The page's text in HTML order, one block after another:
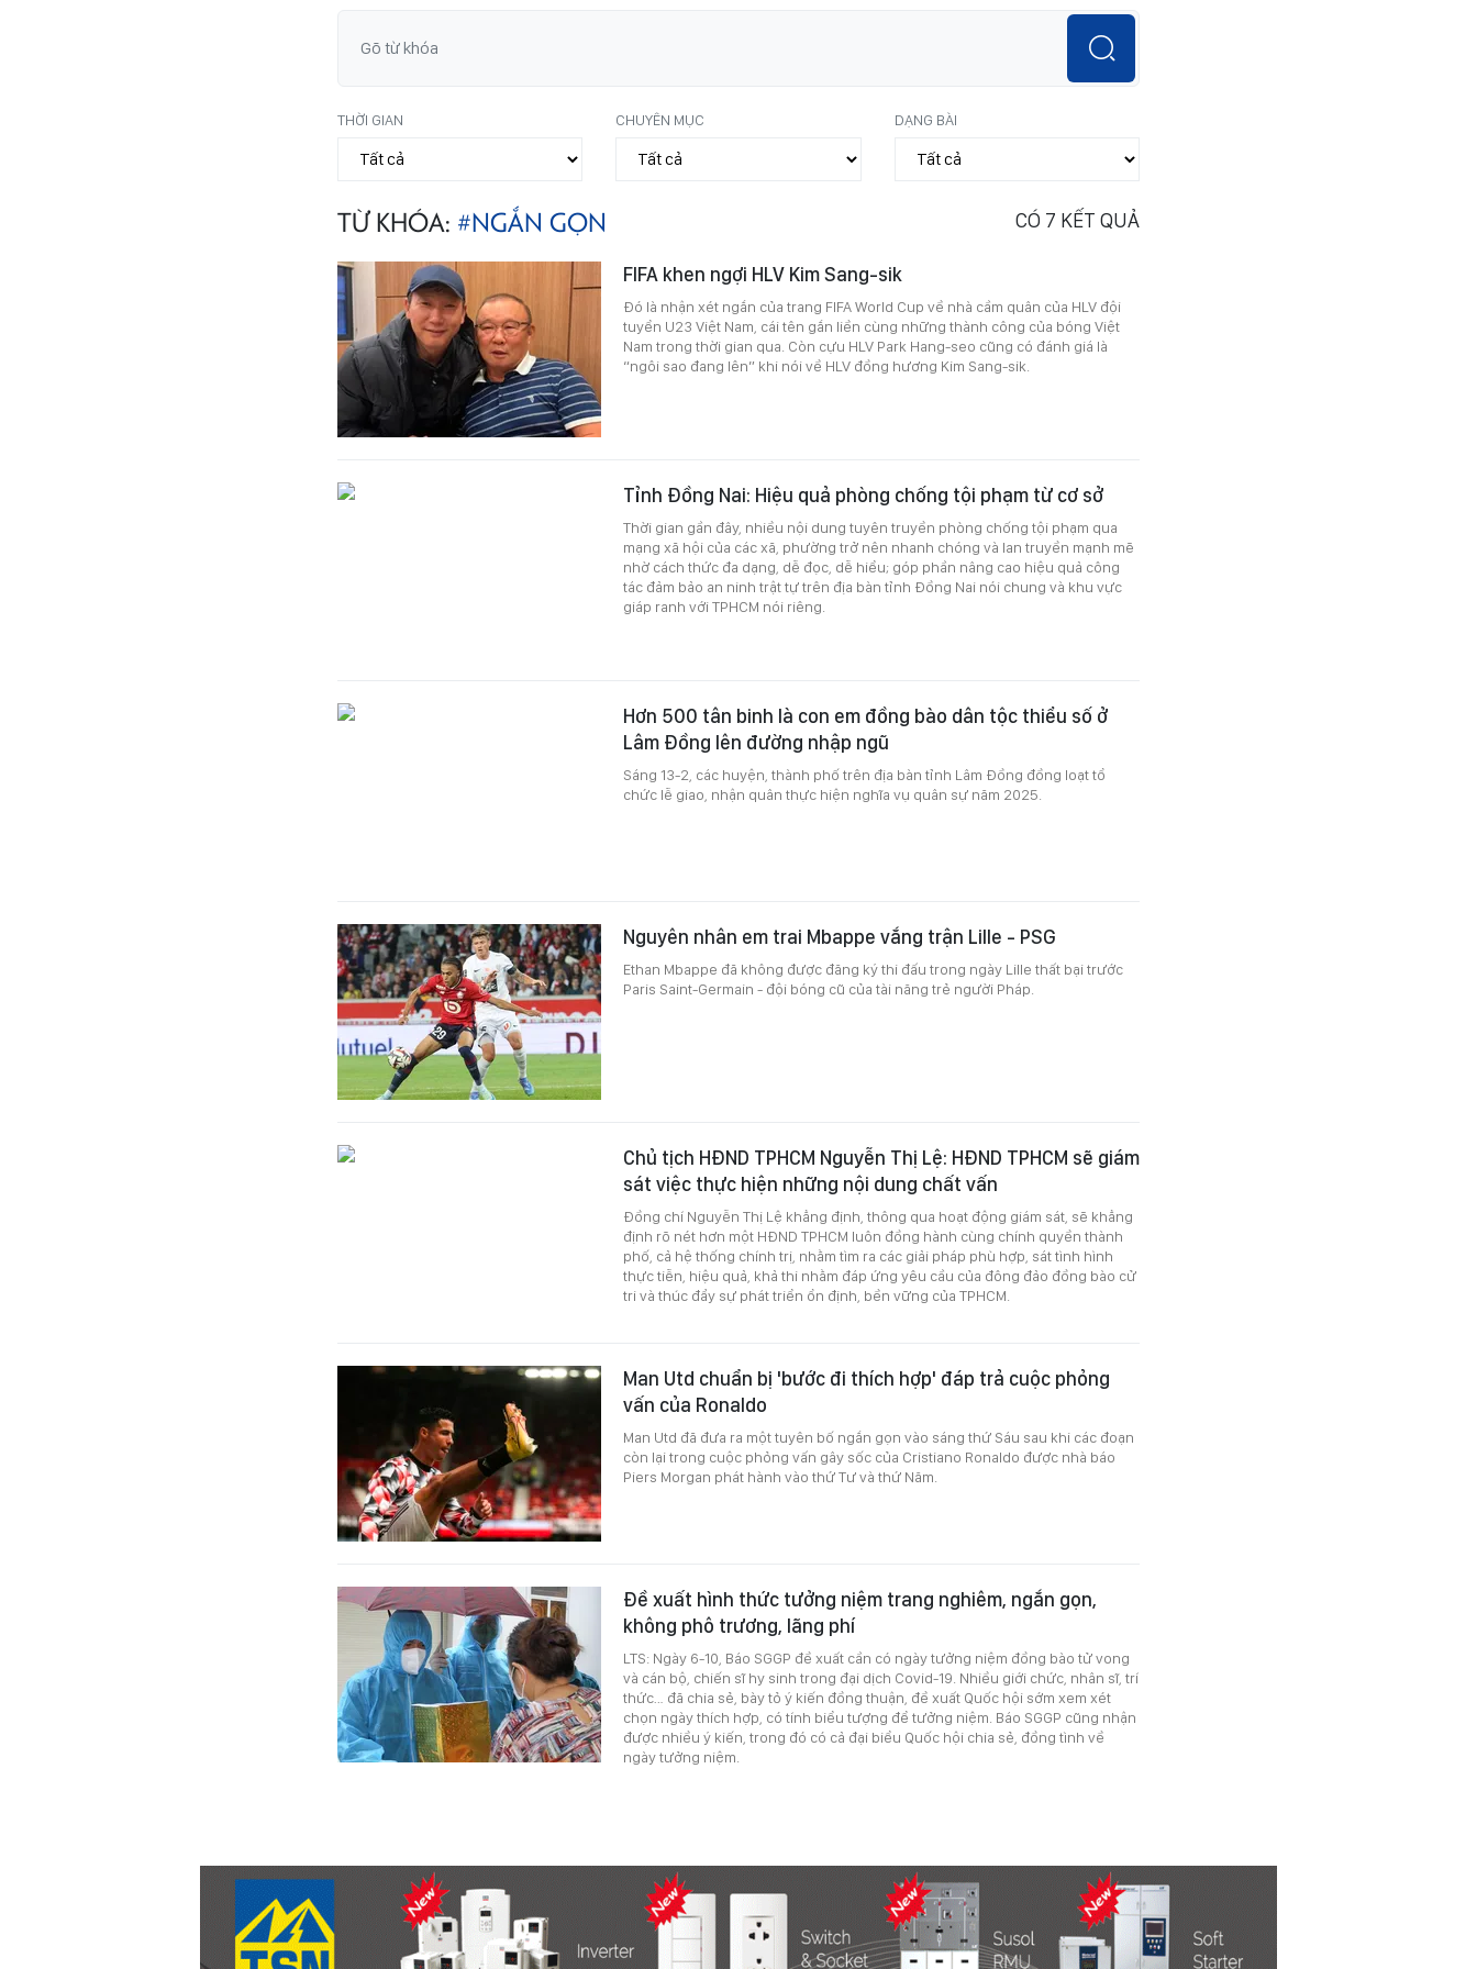
THỜI GIAN CHUYÊN MỤC DẠNG BÀI
TỪ KHÓA: #NGẮN GỌN CÓ 7 KẾT QUẢ
FIFA khen ngợi HLV Kim Sang-sik
Đó là nhận xét ngắn của trang FIFA World Cup về nhà cầm quân của HLV đội
tuyển U23 Việt Nam, cái tên gắn liền cùng những thành công của bóng Việt
Nam trong thời gian qua. Còn cựu HLV Park Hang-seo cũng có đánh giá là
“ngôi sao đang lên” khi nói về HLV đồng hương Kim Sang-sik.
Tỉnh Đồng Nai: Hiệu quả phòng chống tội phạm từ cơ sở
Thời gian gần đây, nhiều nội dung tuyên truyền phòng chống tội phạm qua
mạng xã hội của các xã, phường trở nên nhanh chóng và lan truyền mạnh mẽ
nhờ cách thức đa dạng, dễ đọc, dễ hiểu; góp phần nâng cao hiệu quả công
tác đảm bảo an ninh trật tự trên địa bàn tỉnh Đồng Nai nói chung và khu vực
giáp ranh với TPHCM nói riêng.
Hơn 500 tân binh là con em đồng bào dân tộc thiểu số ở
Lâm Đồng lên đường nhập ngũ
Sáng 13-2, các huyện, thành phố trên địa bàn tỉnh Lâm Đồng đồng loạt tổ
chức lễ giao, nhận quân thực hiện nghĩa vụ quân sự năm 2025.
Nguyên nhân em trai Mbappe vắng trận Lille - PSG
Ethan Mbappe đã không được đăng ký thi đấu trong ngày Lille thất bại trước
Paris Saint-Germain - đội bóng cũ của tài năng trẻ người Pháp.
Chủ tịch HĐND TPHCM Nguyễn Thị Lệ: HĐND TPHCM sẽ giám
sát việc thực hiện những nội dung chất vấn
Đồng chí Nguyễn Thị Lệ khẳng định, thông qua hoạt động giám sát, sẽ khẳng
định rõ nét hơn một HĐND TPHCM luôn đồng hành cùng chính quyền thành
phố, cả hệ thống chính trị, nhằm tìm ra các giải pháp phù hợp, sát tình hình
thực tiễn, hiệu quả, khả thi nhằm đáp ứng yêu cầu của đông đảo đồng bào cử
tri và thúc đẩy sự phát triển ổn định, bền vững của TPHCM.
Man Utd chuẩn bị 'bước đi thích hợp' đáp trả cuộc phỏng
vấn của Ronaldo
Man Utd đã đưa ra một tuyên bố ngắn gọn vào sáng thứ Sáu sau khi các đoạn
còn lại trong cuộc phỏng vấn gây sốc của Cristiano Ronaldo được nhà báo
Piers Morgan phát hành vào thứ Tư và thứ Năm.
Đề xuất hình thức tưởng niệm trang nghiêm, ngắn gọn,
không phô trương, lãng phí
LTS: Ngày 6-10, Báo SGGP đề xuất cần có ngày tưởng niệm đồng bào tử vong
và cán bộ, chiến sĩ hy sinh trong đại dịch Covid-19. Nhiều giới chức, nhân sĩ, trí
thức… đã chia sẻ, bày tỏ ý kiến đồng thuận, đề xuất Quốc hội sớm xem xét
chọn ngày thích hợp, có tính biểu tượng để tưởng niệm. Báo SGGP cũng nhận
được nhiều ý kiến, trong đó có cả đại biểu Quốc hội chia sẻ, đồng tình về
ngày tưởng niệm.